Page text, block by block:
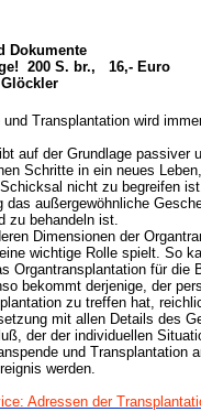
Dokumente
200 S. br., 16,- Euro
Transplantation wird
auf der Grundlage passiver
Schritte in ein neues
nicht zu begreifen
das außergewöhnliche
zu behandeln ist.
Dimensionen der
wichtige Rolle spielt. So
Organtransplantation für die
bekommt derjenige, der
zu treffen hat,
mit allen Details des
der der individuellen
und Transplantation
werden.
Adressen der